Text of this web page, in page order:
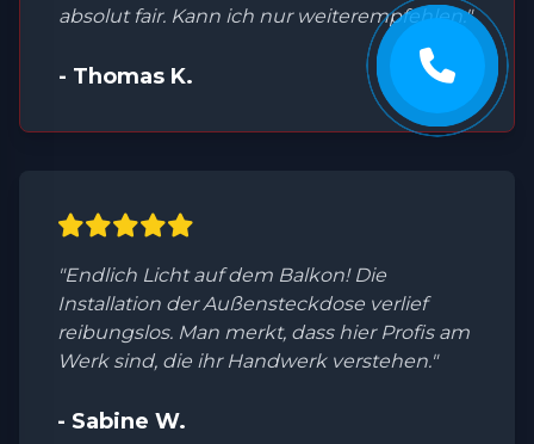
absolut fair. Kann ich nur weiterempfehlen."
- Thomas K.
"Endlich Licht auf dem Balkon! Die
Installation der Außensteckdose verlief
reibungslos. Man merkt, dass hier Profis am
Werk sind, die ihr Handwerk verstehen."
- Sabine W.